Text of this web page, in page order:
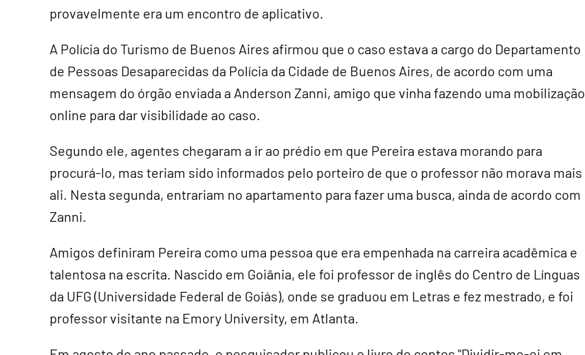
provavelmente era um encontro de aplicativo.
A Polícia do Turismo de Buenos Aires afirmou que o caso estava a cargo do Departamento
de Pessoas Desaparecidas da Polícia da Cidade de Buenos Aires, de acordo com uma
mensagem do órgão enviada a Anderson Zanni, amigo que vinha fazendo uma mobilização
online para dar visibilidade ao caso.
Segundo ele, agentes chegaram a ir ao prédio em que Pereira estava morando para
procurá-lo, mas teriam sido informados pelo porteiro de que o professor não morava mais
ali. Nesta segunda, entrariam no apartamento para fazer uma busca, ainda de acordo com
Zanni.
Amigos definiram Pereira como uma pessoa que era empenhada na carreira acadêmica e
talentosa na escrita. Nascido em Goiânia, ele foi professor de inglês do Centro de Línguas
da UFG (Universidade Federal de Goiás), onde se graduou em Letras e fez mestrado, e foi
professor visitante na Emory University, em Atlanta.